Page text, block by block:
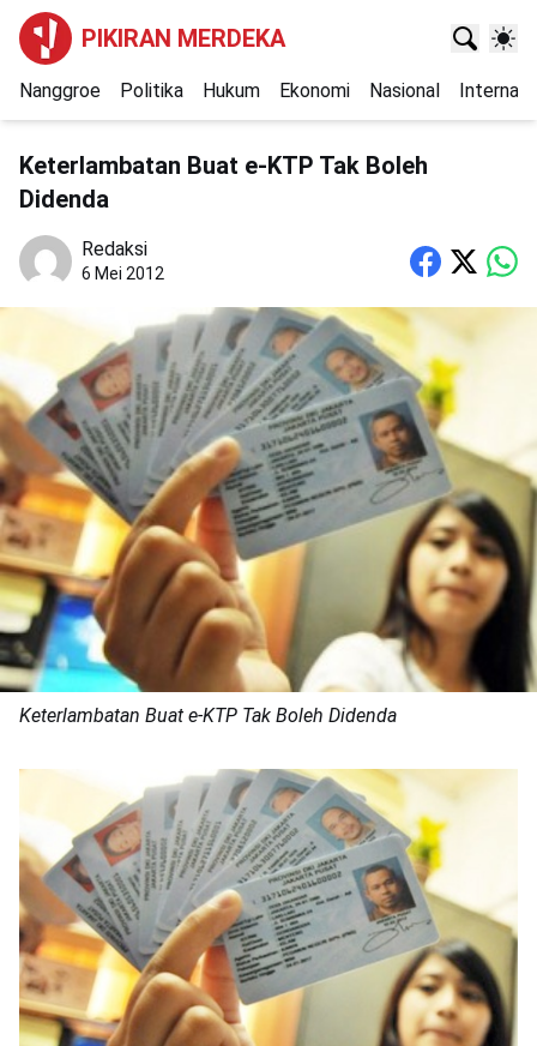
PIKIRAN MERDEKA
Nanggroe Politika Hukum Ekonomi Nasional
Keterlambatan Buat e-KTP Tak Boleh
Didenda
Redaksi
6 Mei 2012
Keterlambatan Buat e-KTP Tak Boleh Didenda